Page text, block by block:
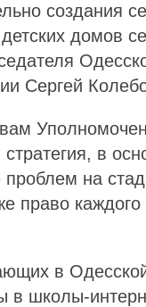
создания
домов
Сергей
в
на
право каждого
в
в школы-